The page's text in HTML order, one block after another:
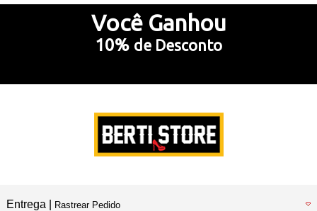
no Cartão de Crédito
5% Desconto
Você Ganhou
10% de Desconto
Entrega | Rastrear Pedido